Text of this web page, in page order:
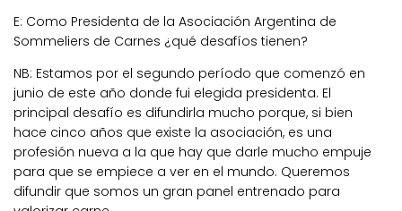
E: Como Presidenta de la Asociación Argentina de
Sommeliers de Carnes ¿qué desafíos tienen?
NB: Estamos por el segundo período que comenzó en
junio de este año donde fui elegida presidenta. El
principal desafío es difundirla mucho porque, si bien
hace cinco años que existe la asociación, es una
profesión nueva a la que hay que darle mucho empuje
para que se empiece a ver en el mundo. Queremos
difundir que somos un gran panel entrenado para